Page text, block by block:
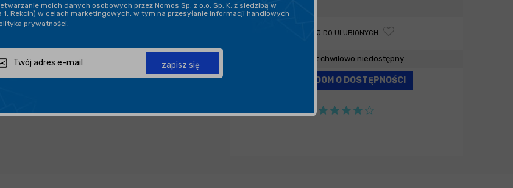
DARMOWA DOSTAWA OD 199,90 ZŁ
DODAJ DO ULUBIONYCH
Produkt chwilowo niedostępny
POWIADOM O DOSTĘPNOŚCI
moich danych osobowych przez Nomos Sp. z o.o. Sp. K. z siedzibą w
Rekcin) w celach marketingowych, w tym na przesyłanie informacji handlowych
prywatności
zapisz się